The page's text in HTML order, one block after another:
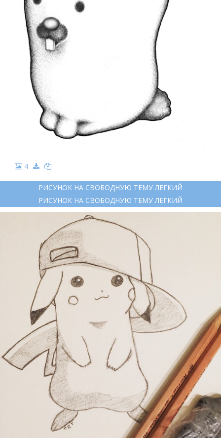
4
РИСУНОК НА СВОБОДНУЮ ТЕМУ ЛЕГКИЙ
РИСУНОК НА СВОБОДНУЮ ТЕМУ ЛЕГКИЙ